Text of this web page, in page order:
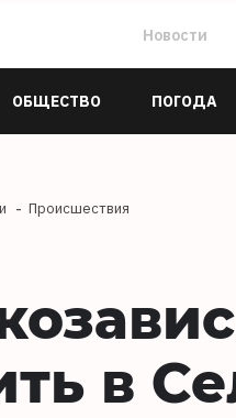
Новости
ОБЩЕСТВО ПОГОДА
Происшествия
в